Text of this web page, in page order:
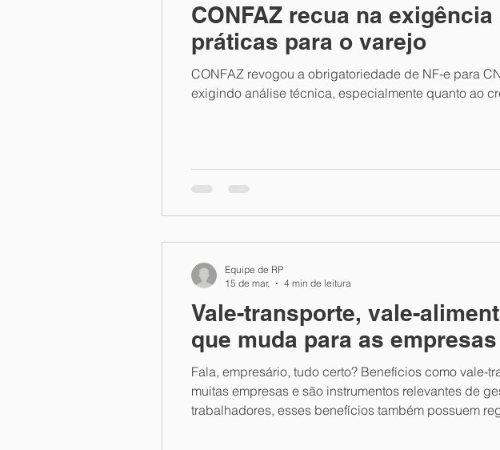
CONFAZ recua na
práticas para o varejo
CONFAZ revogou a obrigatoriedade de NF-e para
exigindo análise técnica, especialmente quanto ao
Vale-transporte, vale-
que muda para as empresas
Fala, empresário, tudo certo? Benefícios como vale-
muitas empresas e são instrumentos relevantes de
trabalhadores, esses benefícios também possuem
Equipe de RP
15 de mar.
4 min de leitura